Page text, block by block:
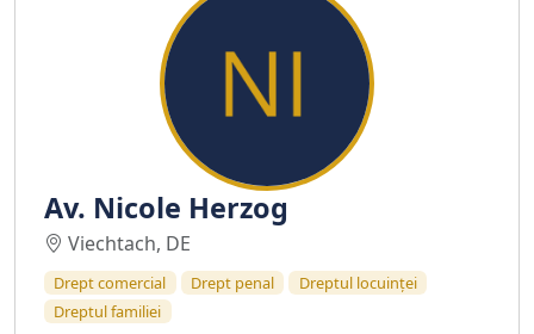
Av. Nicole Herzog
Viechtach, DE
Drept comercial Drept penal
Dreptul locuinței
Dreptul familiei